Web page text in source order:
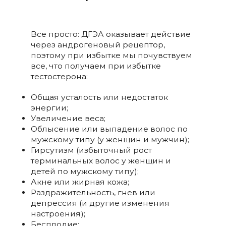
Все просто: ДГЭА оказывает действие
через андрогеновый рецептор,
поэтому при избытке мы почувствуем
все, что получаем при избытке
тестостерона:
Общая усталость или недостаток
энергии;
Увеличение веса;
Облысение или выпадение волос по
мужскому типу (у женщин и мужчин);
Гирсутизм (избыточный рост
терминальных волос у женщин и
детей по мужскому типу);
Акне или жирная кожа;
Раздражительность, гнев или
депрессия (и другие изменения
настроения);